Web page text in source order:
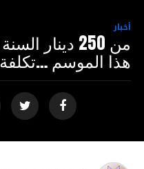
أخبار
هذا الموسم